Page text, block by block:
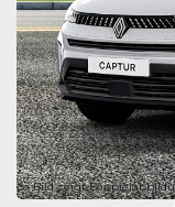
Bild zeigt